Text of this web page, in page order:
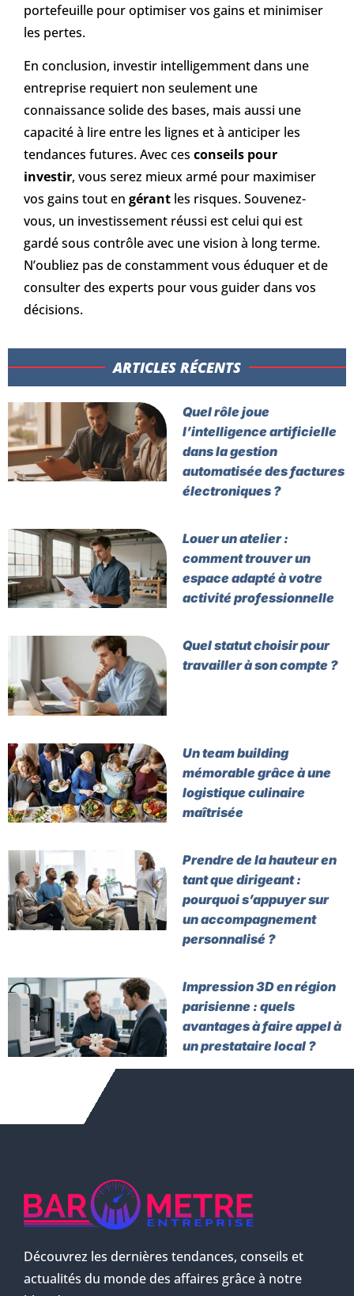
portefeuille pour optimiser vos gains et minimiser
les pertes.
En conclusion, investir intelligemment dans une
entreprise requiert non seulement une
connaissance solide des bases, mais aussi une
capacité à lire entre les lignes et à anticiper les
tendances futures. Avec ces conseils pour
investir, vous serez mieux armé pour maximiser
vos gains tout en gérant les risques. Souvenez-
vous, un investissement réussi est celui qui est
gardé sous contrôle avec une vision à long terme.
N’oubliez pas de constamment vous éduquer et de
consulter des experts pour vous guider dans vos
décisions.
ARTICLES RÉCENTS​
Quel rôle joue
l’intelligence artificielle
dans la gestion
automatisée des factures
électroniques ?
Louer un atelier :
comment trouver un
espace adapté à votre
activité professionnelle
Quel statut choisir pour
travailler à son compte ?
Un team building
mémorable grâce à une
logistique culinaire
maîtrisée
Prendre de la hauteur en
tant que dirigeant :
pourquoi s’appuyer sur
un accompagnement
personnalisé ?
Impression 3D en région
parisienne : quels
avantages à faire appel à
un prestataire local ?
Découvrez les dernières tendances, conseils et
actualités du monde des affaires grâce à notre